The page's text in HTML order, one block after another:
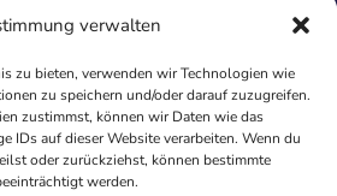
verwalten
zu bieten, verwenden wir Technologien wie
zu speichern und/oder darauf zuzugreifen.
zustimmst, können wir Daten wie das
IDs auf dieser Website verarbeiten. Wenn du
oder zurückziehst, können bestimmte
werden.
Information
Über uns
Kontakt
Inhaltsrichtlinien
& Datenschutz
Impressum